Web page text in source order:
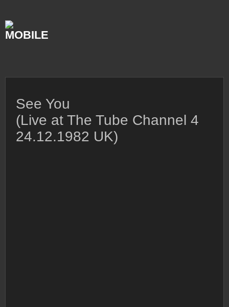
content
See You
(Live at The Tube Channel 4
24.12.1982 UK)